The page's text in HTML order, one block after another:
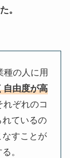
。
種の人に用
自由度が高
れぞれのコ
れているの
なすことが
。